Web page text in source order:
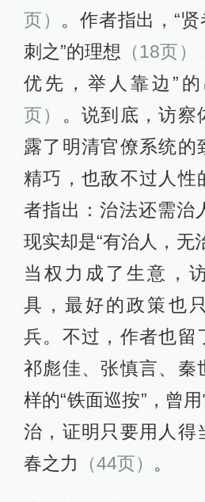
页） 。作者指出，“
刺之”的理想 （18页）
优先，举人靠边”
页） 。说到底，访察
露了明清官僚系统的
精巧，也敌不过人性
者指出：治法还需治
现实却是“有治人，无
当权力成了生意，
具，最好的政策也
兵。不过，作者也留
祁彪佳、张慎言、秦
样的“铁面巡按”，曾
治，证明只要用人得
春之力
（44页） 。